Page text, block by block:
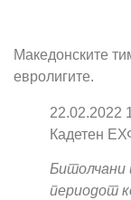
Македонските
евролигите.
22.02.2022
Кадетен
Битолчани
периодот